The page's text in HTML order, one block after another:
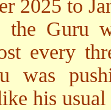
2025 to
the Guru
every
was
his usual